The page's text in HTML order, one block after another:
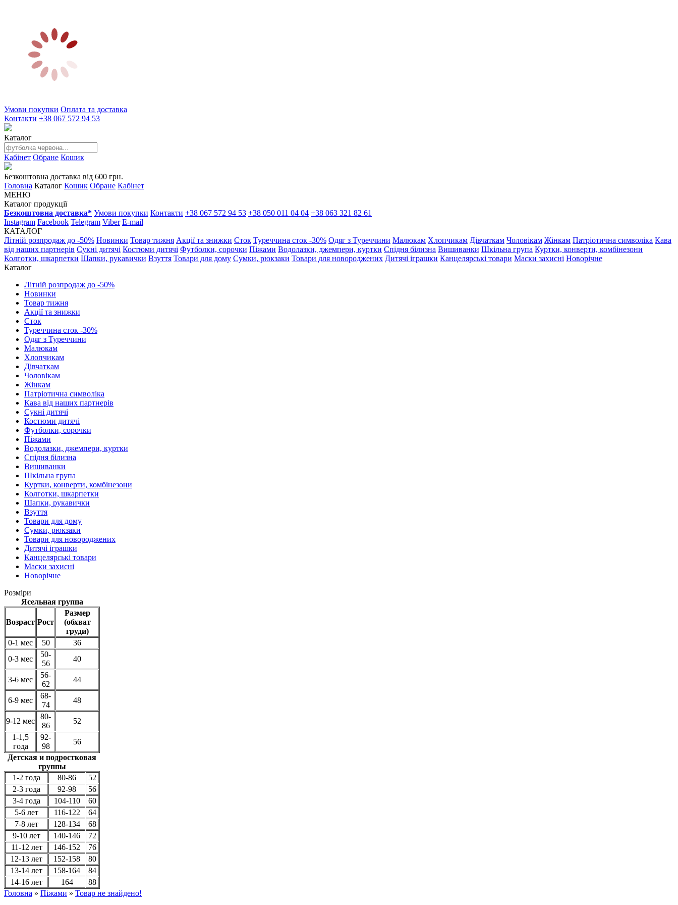
Умови покупки Оплата та доставка
Контакти +38 067 572 94 53
Каталог
Кабінет Обране Кошик
Безкоштовна доставка від 600 грн.
Головна Каталог Кошик Обране Кабінет
МЕНЮ
Каталог продукції
Безкоштовна доставка* Умови покупки Контакти +38 067 572 94 53 +38 050 011 04 04 +38 063 321 82 61
Instagram Facebook Telegram Viber E-mail
КАТАЛОГ
Літній розпродаж до -50% Новинки Товар тижня Акції та знижки Сток Туреччина сток -30% Одяг з Туреччини Малюкам Хлопчикам Дівчаткам Чоловікам Жінкам Патріотична символіка Кава
від наших партнерів Сукні дитячі Костюми дитячі Футболки, сорочки Піжами Водолазки, джемпери, куртки Спідня білизна Вишиванки Шкільна група Куртки, конверти, комбінезони
Колготки, шкарпетки Шапки, рукавички Взуття Товари для дому Сумки, рюкзаки Товари для новороджених Дитячі іграшки Канцелярські товари Маски захисні Новорічне
Каталог
Літній розпродаж до -50%
Новинки
Товар тижня
Акції та знижки
Сток
Туреччина сток -30%
Одяг з Туреччини
Малюкам
Хлопчикам
Дівчаткам
Чоловікам
Жінкам
Патріотична символіка
Кава від наших партнерів
Сукні дитячі
Костюми дитячі
Футболки, сорочки
Піжами
Водолазки, джемпери, куртки
Спідня білизна
Вишиванки
Шкільна група
Куртки, конверти, комбінезони
Колготки, шкарпетки
Шапки, рукавички
Взуття
Товари для дому
Сумки, рюкзаки
Товари для новороджених
Дитячі іграшки
Канцелярські товари
Маски захисні
Новорічне
Розміри
Ясельная группа
Возраст Рост
Размер
(обхват
груди)
0-1 мес
50
36
0-3 мес
50-
56
40
3-6 мес
56-
62
44
6-9 мес
68-
74
48
9-12 мес
80-
86
52
1-1,5
года
92-
98
56
Детская и подростковая
группы
1-2 года
80-86
52
2-3 года
92-98
56
3-4 года
104-110
60
5-6 лет
116-122
64
7-8 лет
128-134
68
9-10 лет
140-146
72
11-12 лет
146-152
76
12-13 лет
152-158
80
13-14 лет
158-164
84
14-16 лет
164
88
Головна » Піжами » Товар не знайдено!